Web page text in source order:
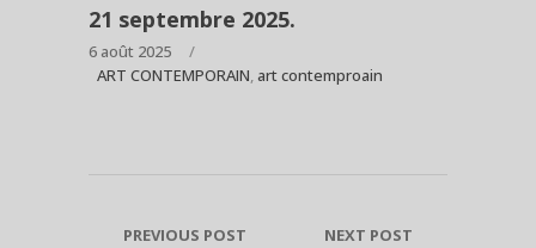
21 septembre 2025.
6 août 2025
ART CONTEMPORAIN, art contemproain
PREVIOUS POST
NEXT POST